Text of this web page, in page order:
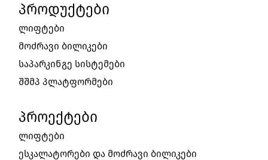
ᲞᲠᲝᲓᲣᲥᲢᲔᲑᲘ
ლიფტები
მოძრავი ბილიკები
საპარკინგე სისტემები
შშმპ პლატფორმები
ᲞᲠᲝᲔᲥᲢᲔᲑᲘ
ლიფტები
ესკალატორები და მოძრავი ბილიკები